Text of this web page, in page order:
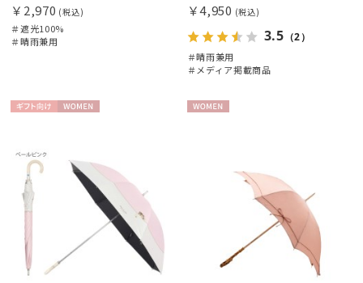
￥2,970 (税込)
＃遮光100%
＃晴雨兼用
￥4,950 (税込)
3.5 （2）
＃晴雨兼用
＃メディア掲載商品